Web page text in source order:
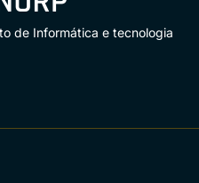
de Informática e tecnologia